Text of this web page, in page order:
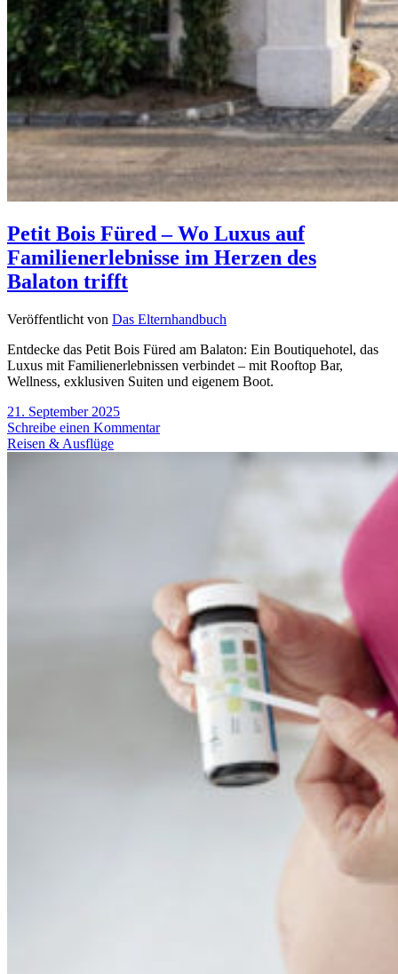
Petit Bois Füred – Wo Luxus auf
Familienerlebnisse im Herzen des
Balaton trifft
Veröffentlicht von Das Elternhandbuch
Entdecke das Petit Bois Füred am Balaton: Ein Boutiquehotel, das
Luxus mit Familienerlebnissen verbindet – mit Rooftop Bar,
Wellness, exklusiven Suiten und eigenem Boot.
21. September 2025
Schreibe einen Kommentar
Reisen & Ausflüge